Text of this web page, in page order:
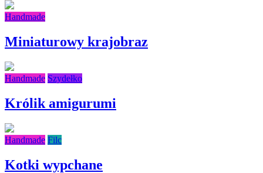
Handmade
Miniaturowy krajobraz
Handmade Szydełko
Królik amigurumi
Handmade Filc
Kotki wypchane